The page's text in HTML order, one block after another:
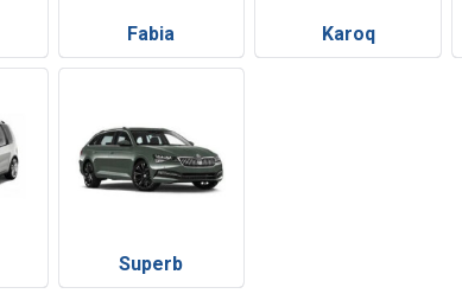
Fabia Karoq
Superb